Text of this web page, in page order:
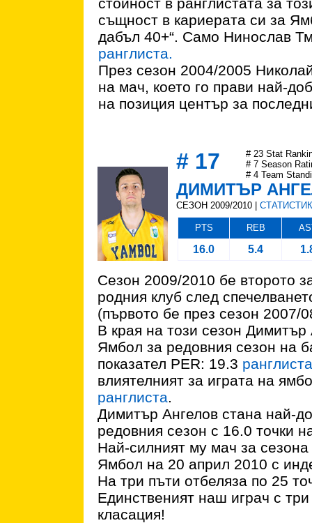
същност в кариерата си за
дабъл 40+“. Само Нинослав
ранглиста.
През сезон 2004/2005
на мач, което го прави най-
на позиция център за
# 17
# 23 Stat
# 7 Season
# 4 Team
ДИМИТЪР
СЕЗОН 2009/2010 |
PTS REB
16.0 5.4
Сезон 2009/2010 бе второто
родния клуб след
(първото бе през сезон 2007/
В края на този сезон
Ямбол за редовния сезон на
показател PER: 19.3 ранглиста
влиятелният за играта на
ранглиста.
Димитър Ангелов стана най-
редовния сезон с 16.0 точки
Най-силният му мач за
Ямбол на 20 април 2010 с
На три пъти отбеляза по 25
Единственият наш играч с
класация!